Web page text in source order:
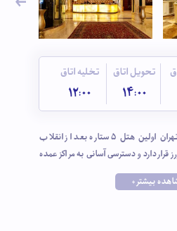
هتل اسپیناس خلیج فارس تهران اولین هتل 5 ستاره بعد از انقلاب
قرار دارد و دسترسی آسانی به مراکز عمده
نقاط دیدنی مثل موزه هنرهای معاصر و
هتل درجه یک گذاشتید، با خیالی آسوده
بیشتر +
تحویل اتاق
14:00
تخلیه اتاق
12:00